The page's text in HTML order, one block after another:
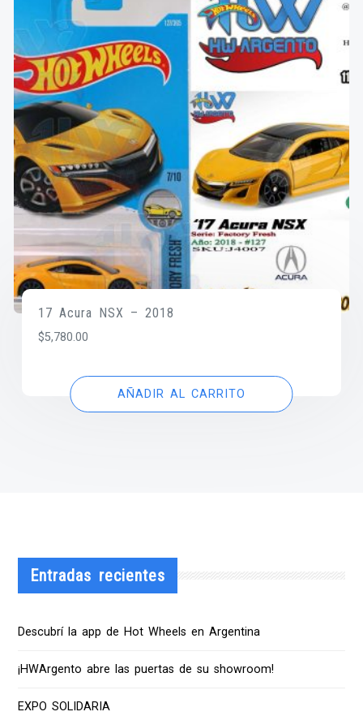
17 Acura NSX – 2018
$5,780.00
AÑADIR AL CARRITO
Entradas recientes
Descubrí la app de Hot Wheels en Argentina
¡HWArgento abre las puertas de su showroom!
EXPO SOLIDARIA